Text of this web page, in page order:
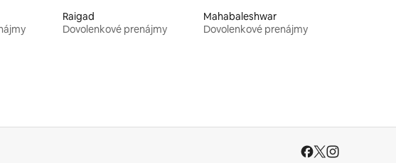
Raigad
Dovolenkové prenájmy
Mahabaleshwar
Dovolenkové prenájmy